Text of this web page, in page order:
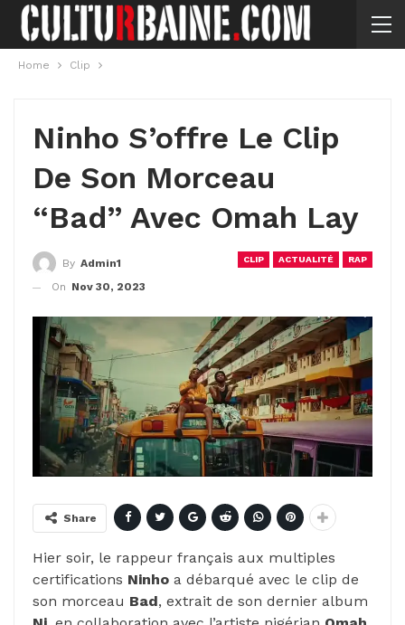
Home Clip
Ninho S’offre Le Clip
De Son Morceau
“Bad” Avec Omah Lay
CLIP ACTUALITÉ RAP
By Admin1
On Nov 30, 2023
Share
Hier soir, le rappeur français aux multiples
certifications Ninho a débarqué avec le clip de
son morceau Bad, extrait de son dernier album